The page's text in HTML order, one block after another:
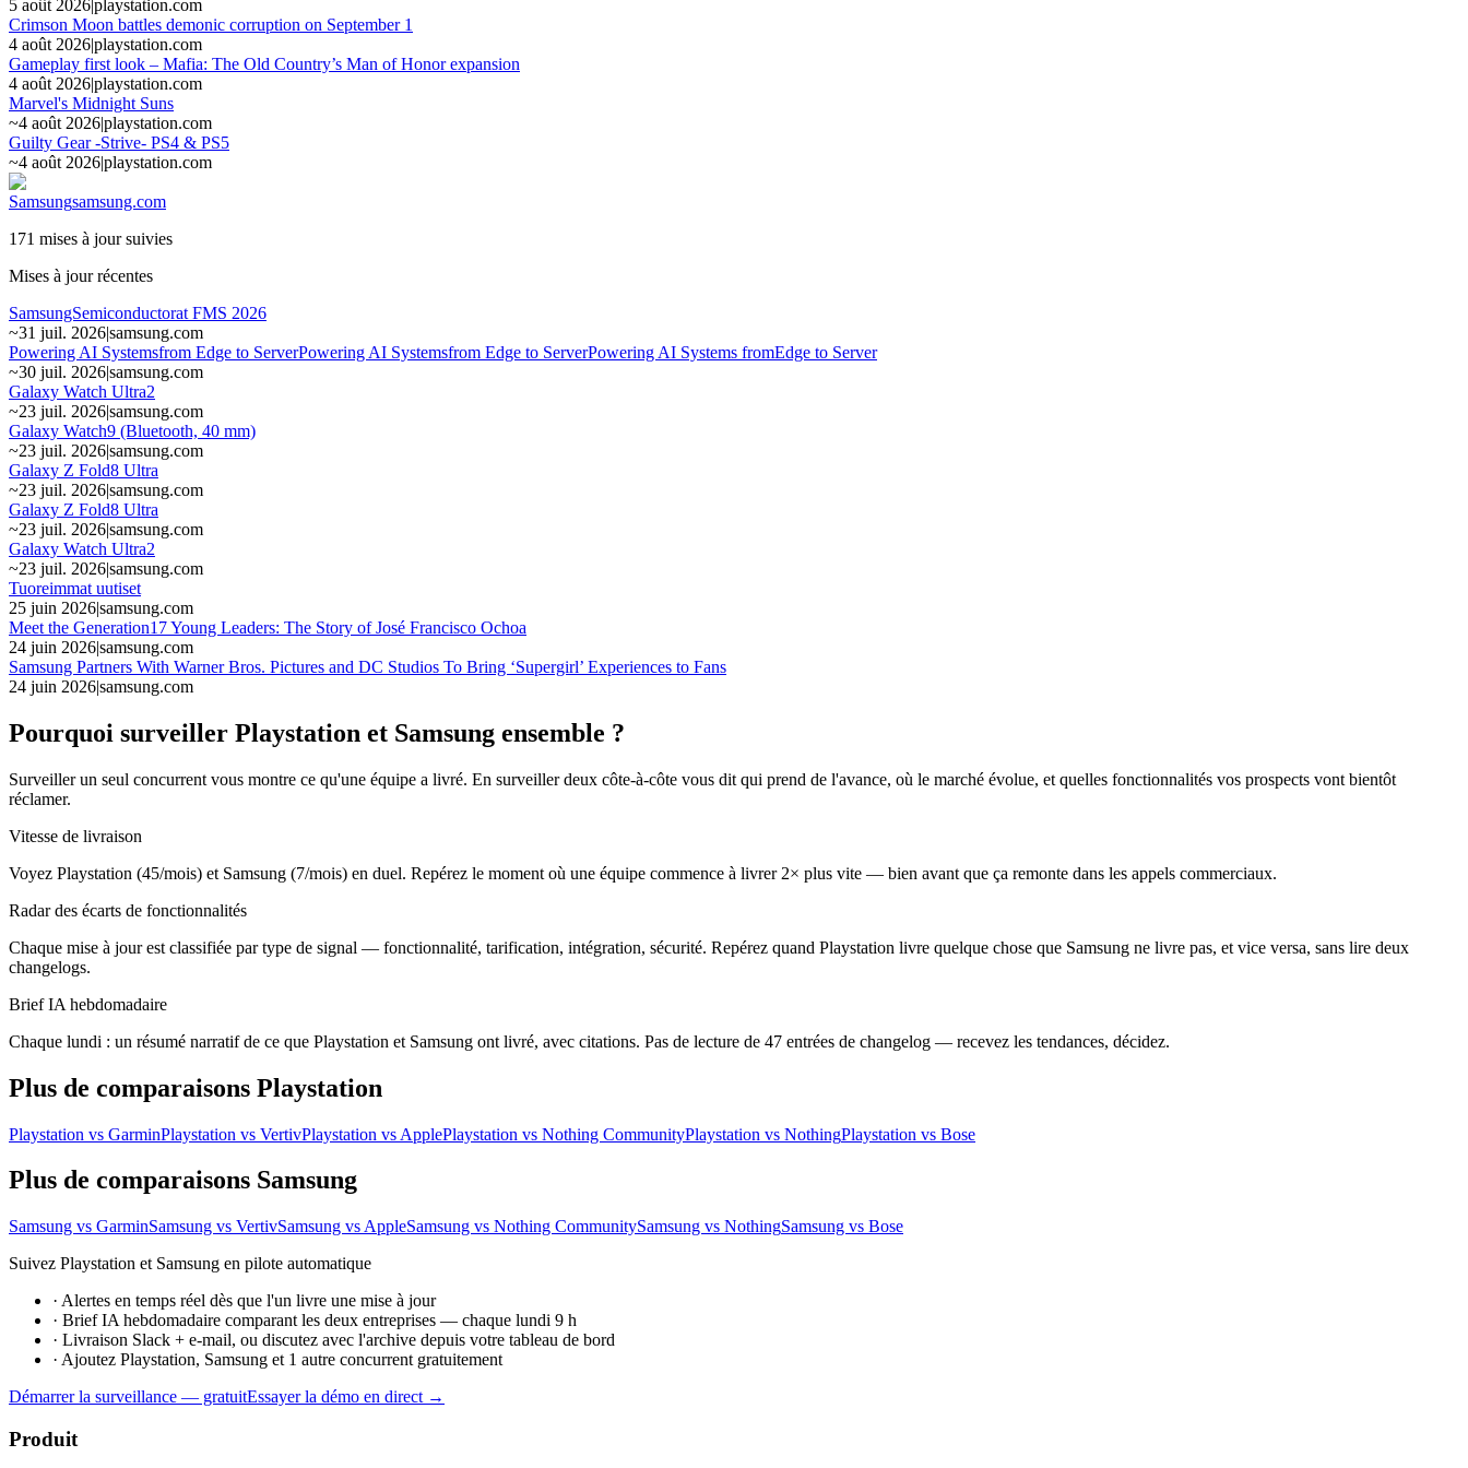
5 août 2026|playstation.com
Crimson Moon battles demonic corruption on September 1
4 août 2026|playstation.com
Gameplay first look – Mafia: The Old Country’s Man of Honor expansion
4 août 2026|playstation.com
Marvel's Midnight Suns
~4 août 2026|playstation.com
Guilty Gear -Strive- PS4 & PS5
~4 août 2026|playstation.com
Samsungsamsung.com
171 mises à jour suivies
Mises à jour récentes
SamsungSemiconductorat FMS 2026
~31 juil. 2026|samsung.com
Powering AI Systemsfrom Edge to ServerPowering AI Systemsfrom Edge to ServerPowering AI Systems fromEdge to Server
~30 juil. 2026|samsung.com
Galaxy Watch Ultra2
~23 juil. 2026|samsung.com
Galaxy Watch9 (Bluetooth, 40 mm)
~23 juil. 2026|samsung.com
Galaxy Z Fold8 Ultra
~23 juil. 2026|samsung.com
Galaxy Z Fold8 Ultra
~23 juil. 2026|samsung.com
Galaxy Watch Ultra2
~23 juil. 2026|samsung.com
Tuoreimmat uutiset
25 juin 2026|samsung.com
Meet the Generation17 Young Leaders: The Story of José Francisco Ochoa
24 juin 2026|samsung.com
Samsung Partners With Warner Bros. Pictures and DC Studios To Bring ‘Supergirl’ Experiences to Fans
24 juin 2026|samsung.com
Pourquoi surveiller Playstation et Samsung ensemble ?
Surveiller un seul concurrent vous montre ce qu'une équipe a livré. En surveiller deux côte-à-côte vous dit qui prend de l'avance, où le marché évolue, et quelles fonctionnalités vos prospects vont bientôt
réclamer.
Vitesse de livraison
Voyez Playstation (45/mois) et Samsung (7/mois) en duel. Repérez le moment où une équipe commence à livrer 2× plus vite — bien avant que ça remonte dans les appels commerciaux.
Radar des écarts de fonctionnalités
Chaque mise à jour est classifiée par type de signal — fonctionnalité, tarification, intégration, sécurité. Repérez quand Playstation livre quelque chose que Samsung ne livre pas, et vice versa, sans lire deux
changelogs.
Brief IA hebdomadaire
Chaque lundi : un résumé narratif de ce que Playstation et Samsung ont livré, avec citations. Pas de lecture de 47 entrées de changelog — recevez les tendances, décidez.
Plus de comparaisons Playstation
Playstation vs GarminPlaystation vs VertivPlaystation vs ApplePlaystation vs Nothing CommunityPlaystation vs NothingPlaystation vs Bose
Plus de comparaisons Samsung
Samsung vs GarminSamsung vs VertivSamsung vs AppleSamsung vs Nothing CommunitySamsung vs NothingSamsung vs Bose
Suivez Playstation et Samsung en pilote automatique
· Alertes en temps réel dès que l'un livre une mise à jour
· Brief IA hebdomadaire comparant les deux entreprises — chaque lundi 9 h
· Livraison Slack + e-mail, ou discutez avec l'archive depuis votre tableau de bord
· Ajoutez Playstation, Samsung et 1 autre concurrent gratuitement
Démarrer la surveillance — gratuitEssayer la démo en direct →
Produit